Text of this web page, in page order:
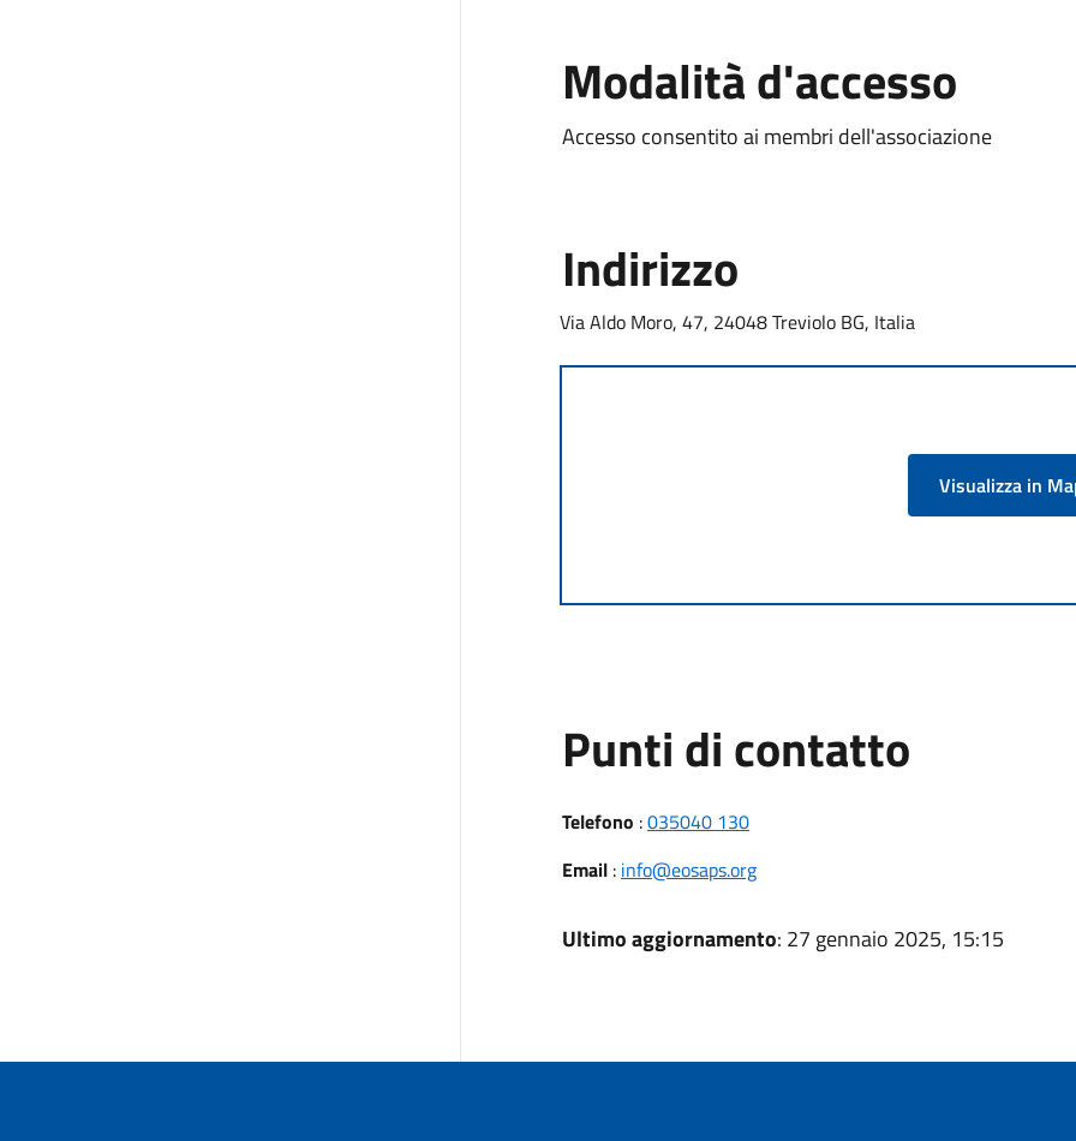
Modalità d'accesso
Accesso consentito ai membri dell'associazione
Indirizzo
Via Aldo Moro, 47, 24048 Treviolo BG, Italia
Visualizza in
Punti di contatto
Telefono :035040 130
Email: info@eosaps.org
Ultimo aggiornamento: 27 gennaio 2025, 15:15